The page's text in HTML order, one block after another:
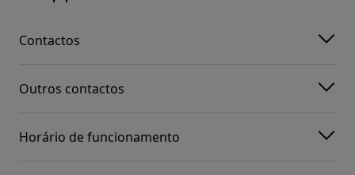
Contactos
Outros contactos
Horário de funcionamento